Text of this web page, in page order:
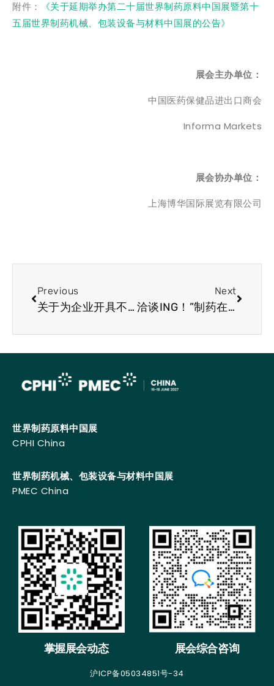
附件：
《关于延期举办第二十届世界制药原料中国展暨第十
五届世界制药机械、包装设备与材料中国展的公告》
展会主办单位：
中国医药保健品进出口商会
Informa Markets
展会协办单位：
上海博华国际展览有限公司
Previous
关于为企业开具不可抗力事实性证明的通知
Next
洽谈ING！”制药在线” 2020浙江出口网上交易会正式启动·参展邀请函
世界制药原料中国展
CPHI China
世界制药机械、包装设备与材料中国展
PMEC China
掌握展会动态 展会综合咨询
沪ICP备05034851号-34